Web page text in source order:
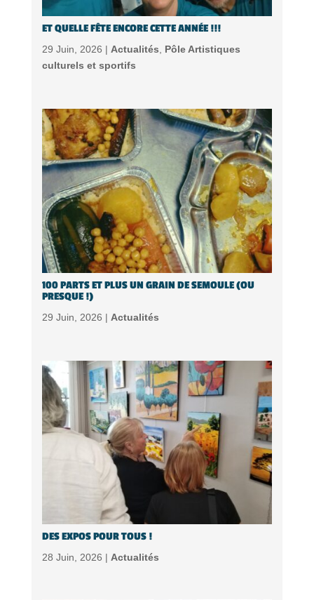
ET QUELLE FÊTE ENCORE CETTE ANNÉE !!!
29 Juin, 2026 | Actualités, Pôle Artistiques
culturels et sportifs
100 PARTS ET PLUS UN GRAIN DE SEMOULE (OU
PRESQUE !)
29 Juin, 2026 | Actualités
DES EXPOS POUR TOUS !
28 Juin, 2026 | Actualités